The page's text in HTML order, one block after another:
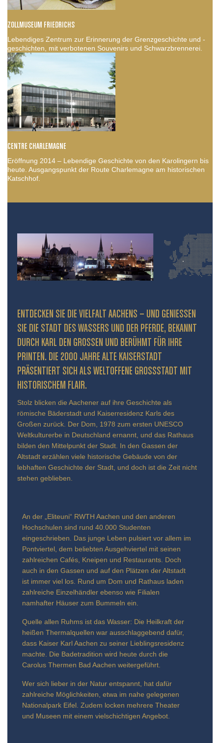
ZOLLMUSEUM FRIEDRICHS
Lebendiges Zentrum zur Erinnerung der Grenzgeschichte und -
geschichten, mit verbotenen Souvenirs und Schwarzbrennerei.
CENTRE CHARLEMAGNE
Eröffnung 2014 – Lebendige Geschichte von den Karolingern bis
heute. Ausgangspunkt der Route Charlemagne am historischen
Katschhof.
ENTDECKEN SIE DIE VIELFALT AACHENS – UND GENIESSEN S
IE DIE STADT DES WASSERS UND DER PFERDE, BEKANNT D
URCH KARL DEN GROSSEN UND BERÜHMT FÜR IHRE PR
INTEN. DIE 2000 JAHRE ALTE KAISERSTADT PR
ÄSENTIERT SICH ALS WELTOFFENE GROSSSTADT MIT HIS
TORISCHEM FLAIR.
Stolz blicken die Aachener auf ihre Geschichte als
römische Bäderstadt und Kaiserresidenz Karls des
Großen zurück. Der Dom, 1978 zum ersten UNESCO
Weltkulturerbe in Deutschland ernannt, und das Rathaus
bilden den Mittelpunkt der Stadt. In den Gassen der
Altstadt erzählen viele historische Gebäude von der
lebhaften Geschichte der Stadt, und doch ist die Zeit nicht
stehen geblieben.
An der „Eliteuni“ RWTH Aachen und den anderen
Hochschulen sind rund 40.000 Studenten
eingeschrieben. Das junge Leben pulsiert vor allem im
Pontviertel, dem beliebten Ausgehviertel mit seinen
zahlreichen Cafés, Kneipen und Restaurants. Doch
auch in den Gassen und auf den Plätzen der Altstadt
ist immer viel los. Rund um Dom und Rathaus laden
zahlreiche Einzelhändler ebenso wie Filialen
namhafter Häuser zum Bummeln ein.
Quelle allen Ruhms ist das Wasser: Die Heilkraft der
heißen Thermalquellen war ausschlaggebend dafür,
dass Kaiser Karl Aachen zu seiner Lieblingsresidenz
machte. Die Badetradition wird heute durch die
Carolus Thermen Bad Aachen weitergeführt.
Wer sich lieber in der Natur entspannt, hat dafür
zahlreiche Möglichkeiten, etwa im nahe gelegenen
Nationalpark Eifel. Zudem locken mehrere Theater
und Museen mit einem vielschichtigen Angebot.